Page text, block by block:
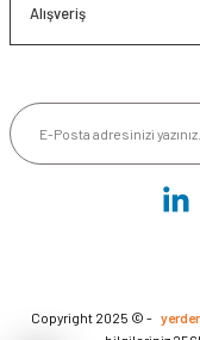
Alışveriş
Copyright 2025 © -